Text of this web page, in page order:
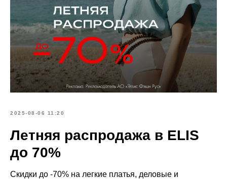
2025-08-06 11:20
Летняя распродажа в ELIS
до 70%
Скидки до -70% на легкие платья, деловые и